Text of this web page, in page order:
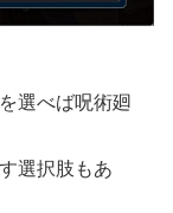
選べば呪術廻
選択肢もあ